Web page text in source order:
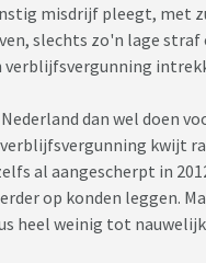
misdrijf pleegt, met
slechts zo'n lage straf
verblijfsvergunning
dan wel doen
kwijt
al aangescherpt in
op konden leggen.
heel weinig tot